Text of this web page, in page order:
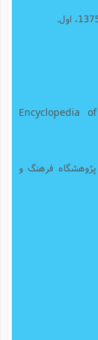
. Encyclopedia
فرهنگ و